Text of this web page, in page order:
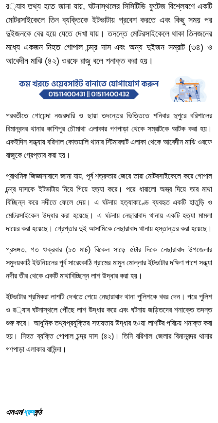
র‌্যাব তথ্য হতে জানা যায়,ঘটনাস্থলের সিসিটিভি ফুটেজ বিশ্লেষণে একটি
মোটরসাইকেলে তিন ব্যক্তিকে ইটভাটায় প্রবেশ করতে এবং কিছু সময় পর
দুইজনকে বের হয়ে যেতে দেখা যায়। তদন্তে মোটরসাইকেলে থাকা তিনজনের
মধ্যে একজন নিহত গোপাল চন্দ্র দাস এবং অন্য দুইজন সম্রাট(৩৪)ও
আবেদীন মাঝি(৪২) ওরফে রাজু বলে শনাক্ত করা হয়।
পরবর্তীতে গোয়েন্দা নজরদারি ও ছায়া তদন্তের ভিত্তিতে শনিবার দুপুরে বরিশালের
বিমানবন্দর থানার কাশিপুর চৌমাথা এলাকার গণপাড়া থেকে সম্রাটকে আটক করা হয়।
একইদিন সন্ধ্যায় বরিশাল কোতয়ালি থানার স্টিমারঘাট এলাকা থেকে আবেদীন মাঝি ওরফে
রাজুকে গ্রেপ্তার করা হয়।
প্রাথমিক জিজ্ঞাসাবাদে জানা যায়, পূর্ব শত্রুতার জেরে তারা মোটরসাইকেলে করে গোপাল
চন্দ্র দাসকে ইটভাটায় নিয়ে গিয়ে হত্যা করে। পরে ধারালো অস্ত্র দিয়ে তার মাথা
বিচ্ছিন্ন করে নদীতে ফেলে দেয়। এ ঘটনায় হত্যাকাণ্ডে ব্যবহৃত একটি হাতুড়ি ও
মোটরসাইকেল উদ্ধার করা হয়েছে। এ ঘটনায় নেছারাবাদ থানায় একটি হত্যা মামলা
দায়ের করা হয়েছে। গ্রেপ্তার দুই আসামিকে নেছারাবাদ থানায় হস্তান্তর করা হয়েছে।
প্রসঙ্গত, গতশুক্রবার(১৩ মার্চ)বিকেল সাড়ে ৫টার দিকে নেছারাবাদ উপজেলার
সমুদয়কাঠি ইউনিয়নের পূর্ব সারেংকাঠি গ্রামের মামুন মোল্লার ইটভাটার দক্ষিণ পাশে সন্ধ্যা
নদীর তীর থেকে একটি মাথাবিচ্ছিন্ন লাশ উদ্ধার করা হয়।
ইটভাটার শ্রমিকরা লাশটি দেখতে পেয়ে নেছারাবাদ থানা পুলিশকে খবর দেন। পরে পুলিশ
ও র‌্যাব ঘটনাস্থলে পৌঁছে লাশ উদ্ধার করে এবং ঘটনায় জড়িতদের শনাক্তে তদন্ত
শুরু করে। আধুনিক তথ্যপ্রযুক্তির সহায়তায় উদ্ধার হওয়া লাশটির পরিচয় শনাক্ত করা
হয়।
নিহত ব্যক্তি গোপাল চন্দ্র দাস(৪২)। তিনি বরিশাল জেলার বিমানবন্দর থানার
গণপাড়া এলাকার বাসিন্দা।
এনএম/ধ্রুবকন্ঠ